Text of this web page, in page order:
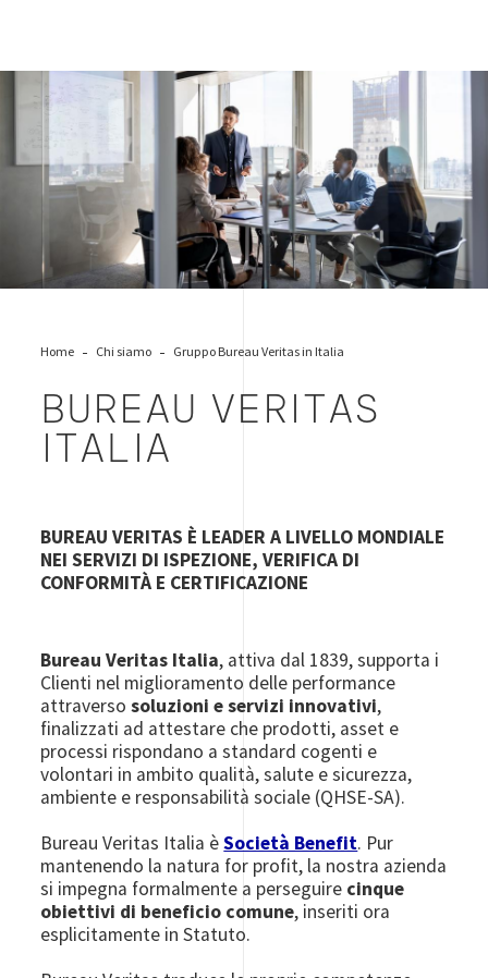
office-bv-italia-people
Home Chi siamo Gruppo Bureau Veritas in Italia
BUREAU VERITAS
ITALIA
BUREAU VERITAS È LEADER A LIVELLO MONDIALE
NEI SERVIZI DI ISPEZIONE, VERIFICA DI
CONFORMITÀ E CERTIFICAZIONE
Bureau Veritas Italia, attiva dal 1839, supporta i
Clienti nel miglioramento delle performance
attraversosoluzioni e servizi innovativi,
finalizzati ad attestare che prodotti, asset e
processi rispondano a standard cogenti e
volontari in ambito qualità, salute e sicurezza,
ambiente e responsabilità sociale (QHSE-SA).
Bureau Veritas Italia èSocietà Benefit. Pur
mantenendo la natura for profit, la nostra azienda
si impegna formalmente a perseguire cinque
obiettivi di beneficio comune, inseriti ora
esplicitamente in Statuto.